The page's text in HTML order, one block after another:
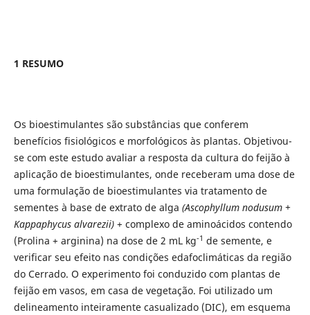
1 RESUMO
Os bioestimulantes são substâncias que conferem
benefícios fisiológicos e morfológicos às plantas. Objetivou-
se com este estudo avaliar a resposta da cultura do feijão à
aplicação de bioestimulantes, onde receberam uma dose de
uma formulação de bioestimulantes via tratamento de
sementes à base de extrato de alga (Ascophyllum nodusum +
Kappaphycus alvarezii)+ complexo de aminoácidos contendo
(Prolina + arginina) na dose de 2 mL kg-1 de semente, e
verificar seu efeito nas condições edafoclimáticas da região
do Cerrado. O experimento foi conduzido com plantas de
feijão em vasos, em casa de vegetação. Foi utilizado um
delineamento inteiramente casualizado (DIC), em esquema